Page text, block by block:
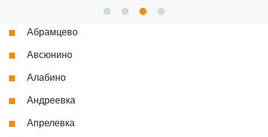
Абрамцево
Авсюнино
Алабино
Андреевка
Апрелевка